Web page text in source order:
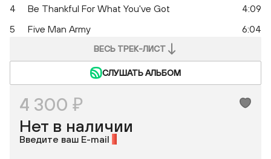
4
Be Thankful For What You've Got
4:09
5
Five Man Army 6:04
ВЕСЬ ТРЕК-ЛИСТ
СЛУШАТЬ АЛЬБОМ
4 300 ₽
Нет в наличии
Введите ваш E-mail